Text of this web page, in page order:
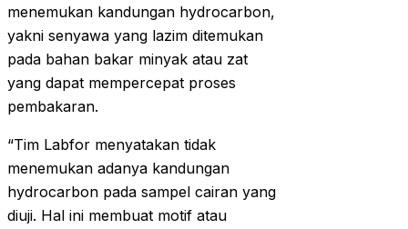
menemukan kandungan hydrocarbon,
yakni senyawa yang lazim ditemukan
pada bahan bakar minyak atau zat
yang dapat mempercepat proses
pembakaran.
“Tim Labfor menyatakan tidak
menemukan adanya kandungan
hydrocarbon pada sampel cairan yang
diuji. Hal ini membuat motif atau